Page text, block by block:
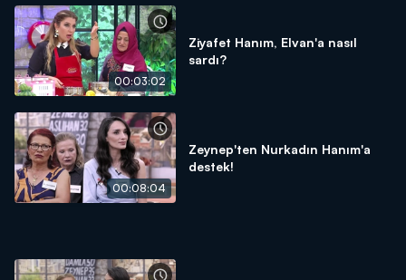
00:03:02
Ziyafet Hanım, Elvan'a nasıl
sardı?
00:08:04
Zeynep'ten Nurkadın Hanım'a
destek!